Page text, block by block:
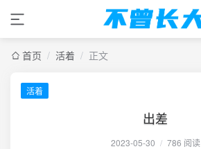
首页 / 活着 / 正文
活着
出差
2023-05-30 / 786 阅读